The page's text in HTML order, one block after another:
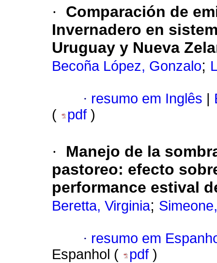
·
Comparación de
Invernadero en
Uruguay y Nueva
Becoña López, Gonzalo;
· resumo em Inglês
(
pdf )
·
Manejo de la
pastoreo: efecto
performance estival
Beretta, Virginia;
· resumo em
Espanhol (
pdf )